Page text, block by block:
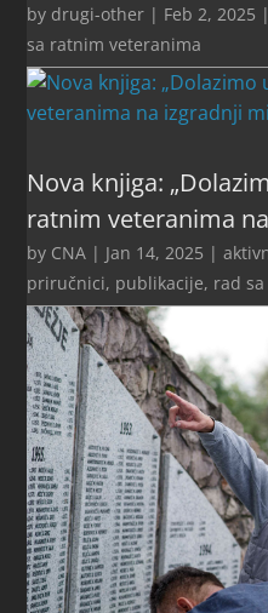
by drugi-other | Feb 2, 2025
sa ratnim veteranima
Nova knjiga:
ratnim veteranima
by CNA | Jan 14, 2025 |
priručnici, publikacije, rad